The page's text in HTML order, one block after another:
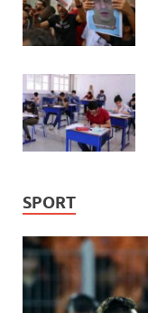
SPORT